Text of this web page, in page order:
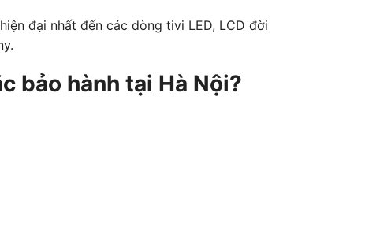
đại nhất đến các dòng tivi LED, LCD đời
bảo hành tại Hà Nội?